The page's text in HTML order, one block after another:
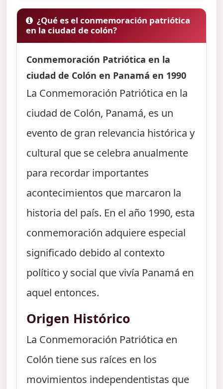
¿Qué es el conmemoración patriótica
en la ciudad de colón?
Conmemoración Patriótica en la
ciudad de Colón en Panamá en 1990
La Conmemoración Patriótica en la
ciudad de Colón, Panamá, es un
evento de gran relevancia histórica y
cultural que se celebra anualmente
para recordar importantes
acontecimientos que marcaron la
historia del país. En el año 1990, esta
conmemoración adquiere especial
significado debido al contexto
político y social que vivía Panamá en
aquel entonces.
Origen Histórico
La Conmemoración Patriótica en
Colón tiene sus raíces en los
movimientos independentistas que